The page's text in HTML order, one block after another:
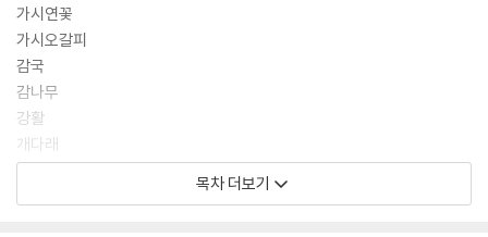
가시연꽃
가시오갈피
감국
감나무
강활
개다래
갯기름나물
목차 더보기